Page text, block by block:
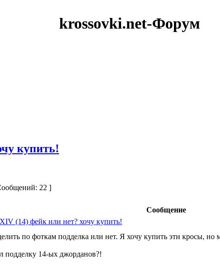
krossovki.net-Форум
купить!
22 ]
Сообщение
(14) фейк или нет? хочу купить!
по фоткам подделка или нет. Я хочу купить эти кросы,
подделку 14-ых джорданов?!